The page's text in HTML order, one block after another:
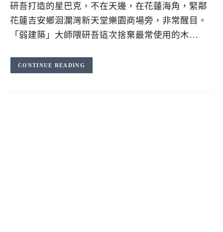
研吾打造的星巴克，不在天邊，在花蓮海角，緊鄰
花蓮吉安鄉洄瀾灣新天堂樂園商場旁，非常醒目。
「弱建築」大師隈研吾這次捨棄最常使用的木…
CONTINUE READING